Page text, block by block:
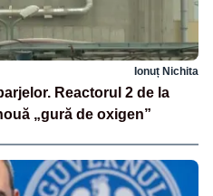
Ionuț Nichita
Reactorul 2 de la
„gură de oxigen”